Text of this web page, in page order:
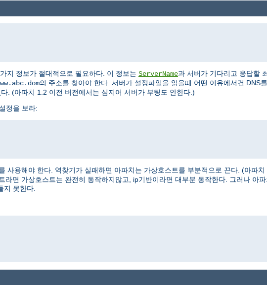
지 정보가 절대적으로 필요하다. 이 정보는 ServerName과 서버가 기다리고 응답할
의 주소를 찾아야 한다. 서버가 설정파일을 읽을때 어떤 이유에서건 DNS
. (아파치 1.2 이전 버전에서는 심지어 서버가 부팅도 안한다.)
정을 보라:
사용해야 한다. 역찾기가 실패하면 아파치는 가상호스트를 부분적으로 끈다. (아파
면 가상호스트는 완전히 동작하지않고, ip기반이라면 대부분 동작한다. 그러나 아
지 못한다.